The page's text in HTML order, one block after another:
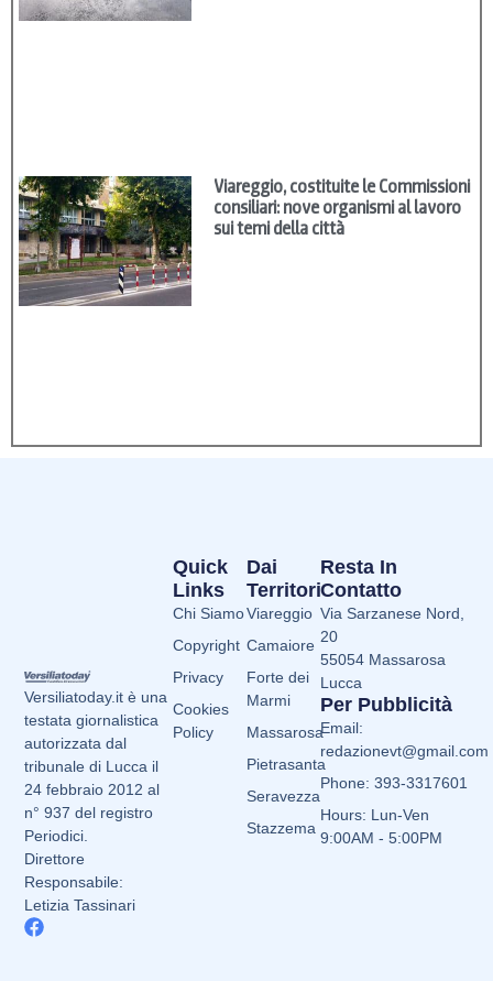
Viareggio, costituite le Commissioni
consiliari: nove organismi al lavoro
sui temi della città
Versiliatoday.it è una
testata giornalistica
autorizzata dal
tribunale di Lucca il
24 febbraio 2012 al
n° 937 del registro
Periodici.
Direttore
Responsabile:
Letizia Tassinari
Dai
Territori
Viareggio
Camaiore
Forte dei
Marmi
Massarosa
Pietrasanta
Seravezza
Stazzema
Quick
Links
Chi Siamo
Copyright
Privacy
Cookies
Policy
Resta In
Contatto
Via Sarzanese Nord,
20
55054 Massarosa
Lucca
Per Pubblicità
Email:
redazionevt@gmail.com
Phone: 393-3317601
Hours: Lun-Ven
9:00AM - 5:00PM